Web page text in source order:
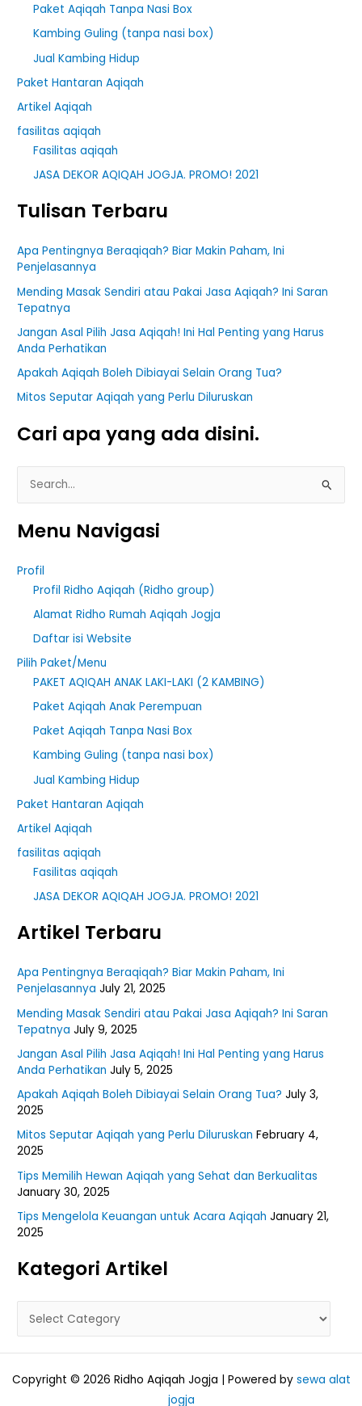
Paket Aqiqah Tanpa Nasi Box
Kambing Guling (tanpa nasi box)
Jual Kambing Hidup
Paket Hantaran Aqiqah
Artikel Aqiqah
fasilitas aqiqah
Fasilitas aqiqah
JASA DEKOR AQIQAH JOGJA. PROMO! 2021
Tulisan Terbaru
Apa Pentingnya Beraqiqah? Biar Makin Paham, Ini
Penjelasannya
Mending Masak Sendiri atau Pakai Jasa Aqiqah? Ini Saran
Tepatnya
Jangan Asal Pilih Jasa Aqiqah! Ini Hal Penting yang Harus
Anda Perhatikan
Apakah Aqiqah Boleh Dibiayai Selain Orang Tua?
Mitos Seputar Aqiqah yang Perlu Diluruskan
Cari apa yang ada disini.
e
a
c
r
Menu Navigasi
Profil
Profil Ridho Aqiqah (Ridho group)
Alamat Ridho Rumah Aqiqah Jogja
Daftar isi Website
Pilih Paket/Menu
PAKET AQIQAH ANAK LAKI-LAKI (2 KAMBING)
Paket Aqiqah Anak Perempuan
Paket Aqiqah Tanpa Nasi Box
Kambing Guling (tanpa nasi box)
Jual Kambing Hidup
Paket Hantaran Aqiqah
Artikel Aqiqah
fasilitas aqiqah
Fasilitas aqiqah
JASA DEKOR AQIQAH JOGJA. PROMO! 2021
Artikel Terbaru
Apa Pentingnya Beraqiqah? Biar Makin Paham, Ini
Penjelasannya July 21, 2025
Mending Masak Sendiri atau Pakai Jasa Aqiqah? Ini Saran
Tepatnya July 9, 2025
Jangan Asal Pilih Jasa Aqiqah! Ini Hal Penting yang Harus
Anda Perhatikan July 5, 2025
Apakah Aqiqah Boleh Dibiayai Selain Orang Tua? July 3,
2025
Mitos Seputar Aqiqah yang Perlu Diluruskan February 4,
2025
Tips Memilih Hewan Aqiqah yang Sehat dan Berkualitas
January 30, 2025
Tips Mengelola Keuangan untuk Acara Aqiqah January 21,
2025
Kategori Artikel
Copyright © 2026 Ridho Aqiqah Jogja | Powered by sewa alat
jogja